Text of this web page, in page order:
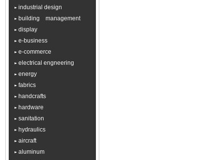
industrial design
building management
display
e-business
e-commerce
electrical engneering
energy
fabrics
handcrafts
hardware
sanitation
hydraulics
aircraft
aluminum